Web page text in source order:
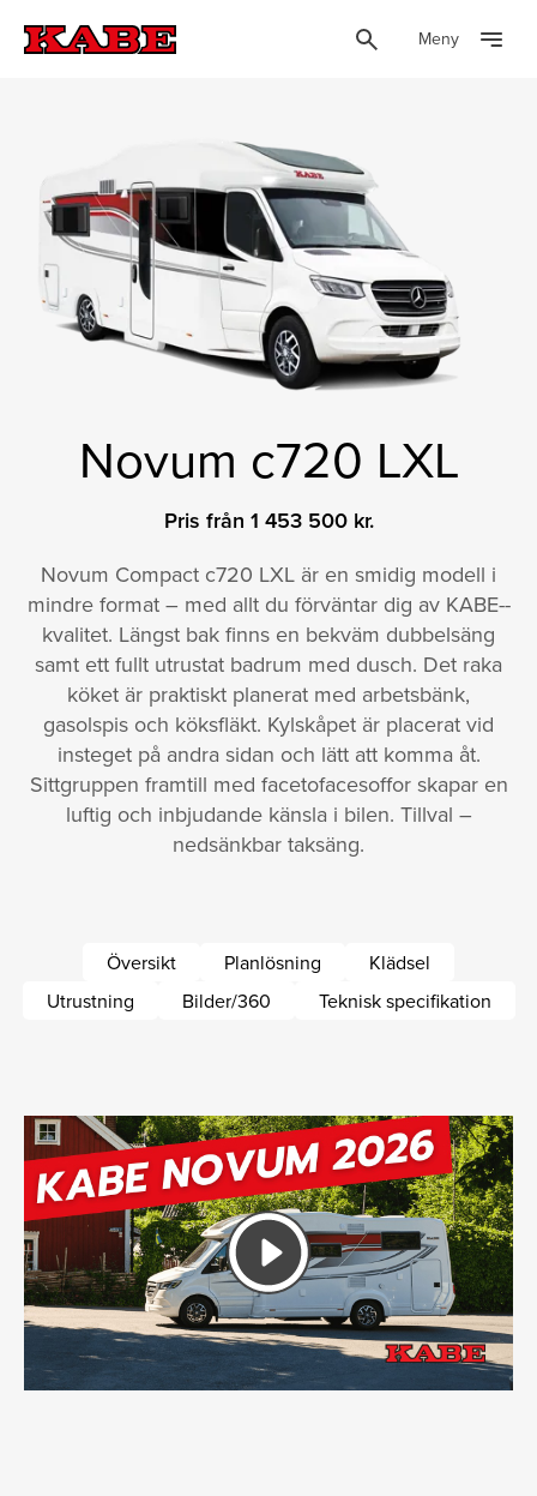
Meny
Novum c720 LXL
Pris från 1 453 500 kr.
Novum Compact c720 LXL är en smidig modell i
mindre format – med allt du förväntar dig av KABE-­
kvalitet. Längst bak finns en bekväm dubbelsäng
samt ett fullt utrustat badrum med dusch. Det raka
köket är praktiskt planerat med arbetsbänk,
gasolspis och köksfläkt. Kylskåpet är placerat vid
insteget på andra sidan och lätt att komma åt.
Sittgruppen framtill med face­to­face­soffor skapar en
luftig och inbjudande känsla i bilen. Tillval –
nedsänkbar taksäng.
Översikt Planlösning
Klädsel
Utrustning
Bilder/360 Teknisk specifikation